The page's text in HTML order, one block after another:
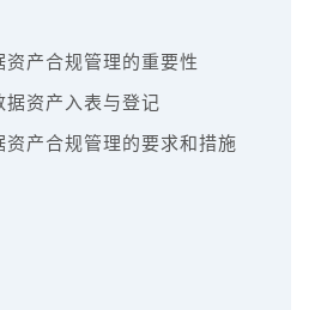
产合规管理的重要性
据资产入表与登记
资产合规管理的要求和措施